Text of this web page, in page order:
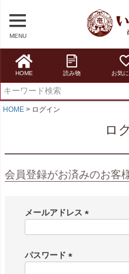
MENU
HOME 読み物 お気
HOME ログイン
ロ
会員登録がお済みのお客
メールアドレス
)
パスワード